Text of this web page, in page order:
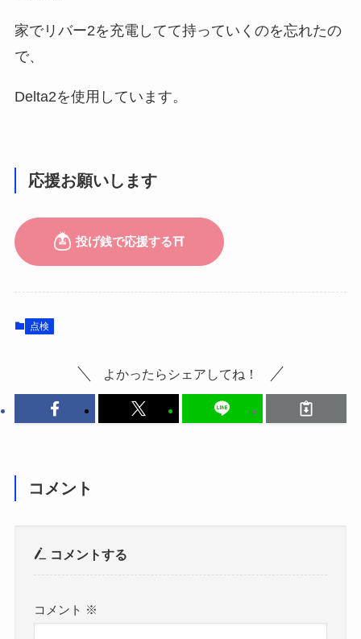
家でリバー2を充電してて持っていくのを忘れたの
で、
Delta2を使用しています。
応援お願いします
点検
よかったらシェアしてね！
コメント
コメントする
コメント ※